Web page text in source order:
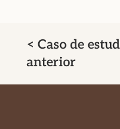
< Caso de
anterior